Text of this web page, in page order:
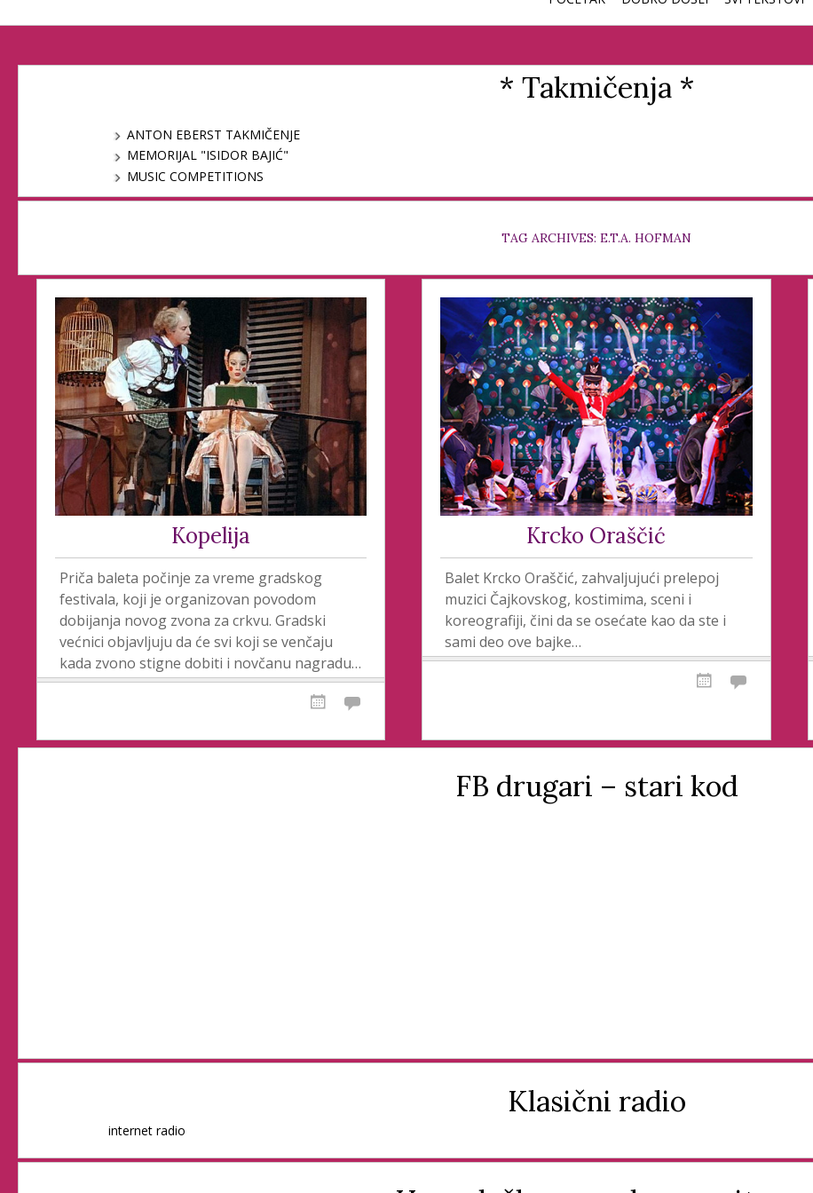
* Takmičenja *
ANTON EBERST TAKMIČENJE
MEMORIJAL "ISIDOR BAJIĆ"
MUSIC COMPETITIONS
TAG ARCHIVES: E.T.A. HOFMAN
Kopelija
Priča baleta počinje za vreme gradskog
festivala, koji je organizovan povodom
dobijanja novog zvona za crkvu. Gradski
većnici objavljuju da će svi koji se venčaju
kada zvono stigne dobiti i novčanu nagradu…
Krcko Oraščić
Balet Krcko Oraščić, zahvaljujući prelepoj
muzici Čajkovskog, kostimima, sceni i
koreografiji, čini da se osećate kao da ste i
sami deo ove bajke…
FB drugari – stari kod
Klasični radio
internet radio